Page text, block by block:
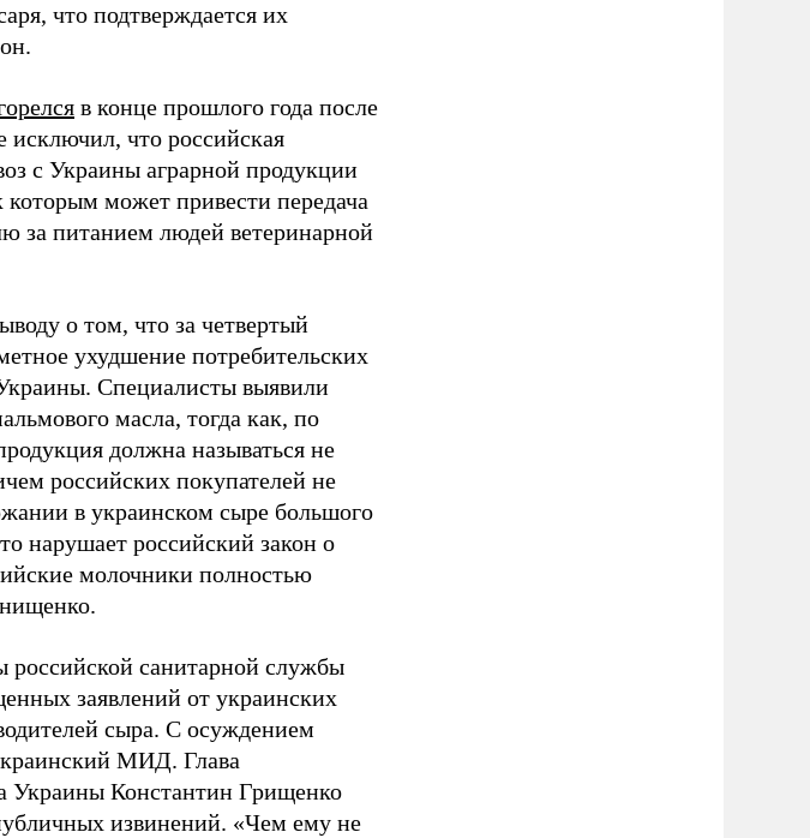
что подтверждается их
в конце прошлого года после
что российская
с Украины аграрной продукции
которым может привести передача
за питанием людей ветеринарной
о том, что за четвертый
ухудшение потребительских
Специалисты выявили
масла, тогда как, по
должна называться не
российских покупателей не
в украинском сыре большого
нарушает российский закон о
молочники полностью
российской санитарной службы
заявлений от украинских
сыра. С осуждением
МИД. Глава
Украины Константин Грищенко
извинений. «Чем ему не